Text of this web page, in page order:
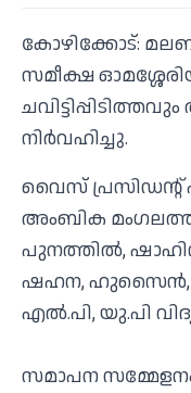
കോഴിക്കോട്:
സമീക്ഷ
നിര്‍വഹിച്ചു.
വൈസ് പ്രസിഡന്റ്
അംബിക
പുനത്തിൽ, ഷാഹിന
ഷഹന, ഹുസൈന്‍,
എൽ.പി, യു.പി
സമാപന